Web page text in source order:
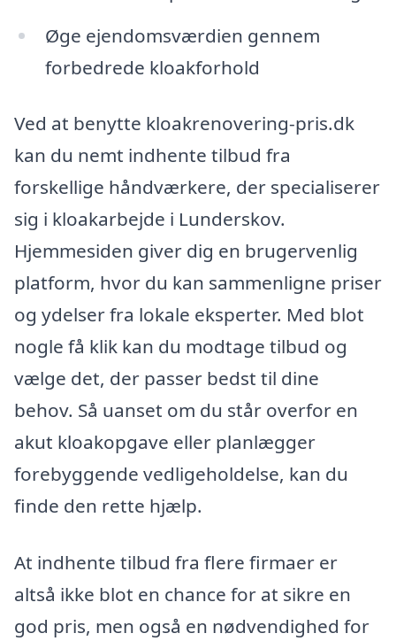
Øge ejendomsværdien gennem
forbedrede kloakforhold
Ved at benytte kloakrenovering-pris.dk
kan du nemt indhente tilbud fra
forskellige håndværkere, der specialiserer
sig i kloakarbejde i Lunderskov.
Hjemmesiden giver dig en brugervenlig
platform, hvor du kan sammenligne priser
og ydelser fra lokale eksperter. Med blot
nogle få klik kan du modtage tilbud og
vælge det, der passer bedst til dine
behov. Så uanset om du står overfor en
akut kloakopgave eller planlægger
forebyggende vedligeholdelse, kan du
finde den rette hjælp.
At indhente tilbud fra flere firmaer er
altså ikke blot en chance for at sikre en
god pris, men også en nødvendighed for